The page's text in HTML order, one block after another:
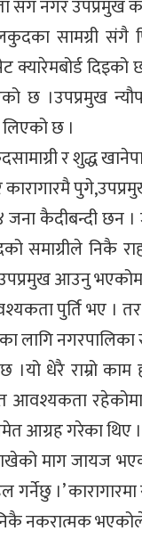
संग नगर उपप्रमुख
सामग्री
छ ।उपप्रमुख
छ ।
र शुद्ध
जना कैदीबन्दी
समाग्रीले निकै
आउनु
पुर्ति भए । तर
लागि
छ ।यो धेरै राम्रो
आवश्यकता
आग्रह गरेका थिए ।
माग जायज
।’
नकरात्मक